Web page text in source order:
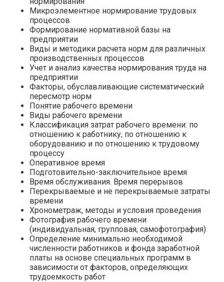
Микроэлементное нормирование трудовых
процессов
Формирование нормативной базы на
предприятии
Виды и методики расчета норм для различных
производственных процессов
Учет и анализ качества нормирования труда на
предприятии
Факторы, обуславливающие систематический
пересмотр норм
Понятие рабочего времени
Виды рабочего времени
Классификация затрат рабочего времени: по
отношению к работнику, по отношению к
оборудованию и по отношению к трудовому
процессу
Оперативное время
Подготовительно-заключительное время
Время обслуживания. Время перерывов
Перекрываемые и не перекрываемые затраты
времени
Хронометраж, методы и условия проведения
Фотография рабочего времени
(индивидуальная, групповая, самофотография)
Определение минимально необходимой
численности работников и фонда заработной
платы на основе специальных программ в
зависимости от факторов, определяющих
трудоемкость работ